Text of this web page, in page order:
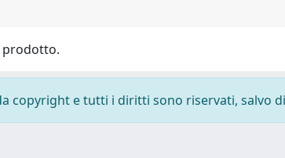
prodotto.
copyright e tutti i diritti sono riservati, salvo